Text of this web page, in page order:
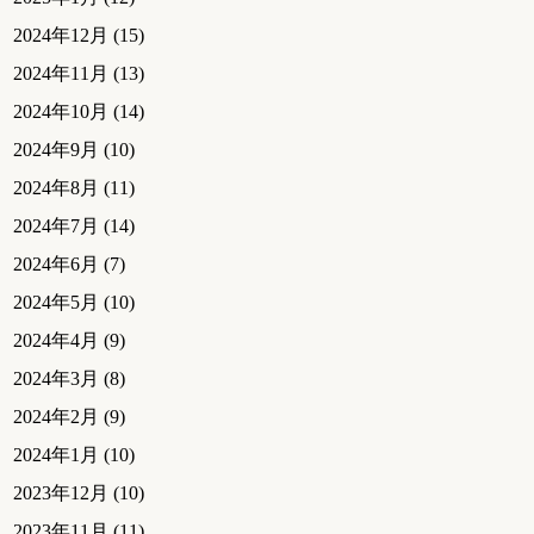
2024年12月 (15)
2024年11月 (13)
2024年10月 (14)
2024年9月 (10)
2024年8月 (11)
2024年7月 (14)
2024年6月 (7)
2024年5月 (10)
2024年4月 (9)
2024年3月 (8)
2024年2月 (9)
2024年1月 (10)
2023年12月 (10)